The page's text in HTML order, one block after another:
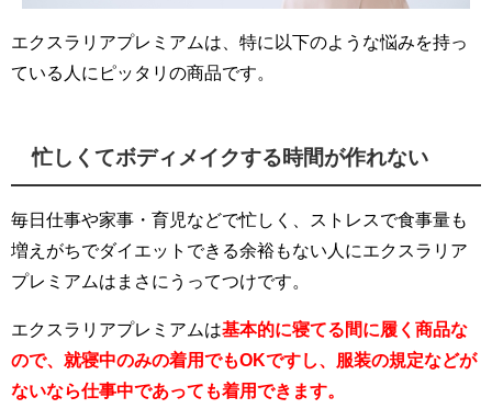
エクスラリアプレミアムは、特に以下のような悩みを持っ
ている人にピッタリの商品です。
忙しくてボディメイクする時間が作れない
毎日仕事や家事・育児などで忙しく、ストレスで食事量も
増えがちでダイエットできる余裕もない人にエクスラリア
プレミアムはまさにうってつけです。
エクスラリアプレミアムは基本的に寝てる間に履く商品な
ので、就寝中のみの着用でもOKですし、服装の規定などが
ないなら仕事中であっても着用できます。